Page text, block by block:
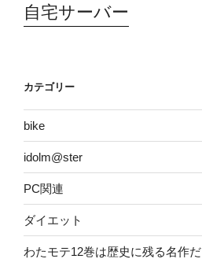
自宅サーバー
カテゴリー
bike
idolm@ster
PC関連
ダイエット
わたモテ12巻は歴史に残る名作だ